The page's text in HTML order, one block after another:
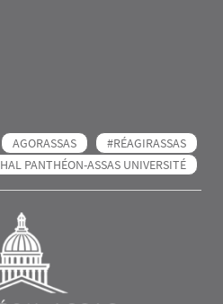
AGORASSAS
#RÉAGIRASSAS
HAL PANTHÉON-ASSAS UNIVERSITÉ